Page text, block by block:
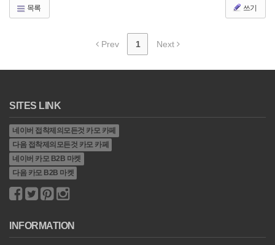
목록 쓰기
Prev 1 Next
SITES LINK
네이버 접착제의모든것 카모 카페
다음 접착제의모든것 카모 카페
네이버 카모 B2B 마켓
다음 카모 B2B 마켓
INFORMATION